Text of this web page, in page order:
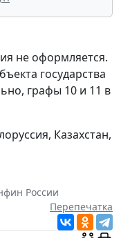
не оформляется.
государства
графы 10 и 11 в
Казахстан,
России
Перепечатка